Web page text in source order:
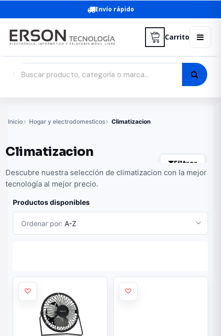
Envío rápido
Carrito
Inicio Hogar y electrodomesticos Climatizacion
Climatizacion
Filtrar
Descubre nuestra selección de climatizacion con la mejor
tecnología al mejor precio.
Productos disponibles
Ordenar por: A-Z